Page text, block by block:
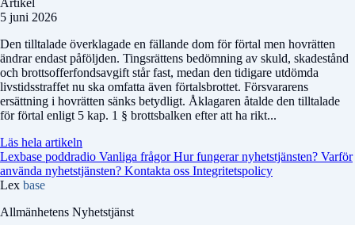
Artikel
5 juni 2026
Den tilltalade överklagade en fällande dom för förtal men hovrätten
ändrar endast påföljden. Tingsrättens bedömning av skuld, skadestånd
och brottsofferfondsavgift står fast, medan den tidigare utdömda
livstidsstraffet nu ska omfatta även förtalsbrottet. Försvararens
ersättning i hovrätten sänks betydligt. Åklagaren åtalde den tilltalade
för förtal enligt 5 kap. 1 § brottsbalken efter att ha rikt...
Läs hela artikeln
Lexbase poddradio Vanliga frågorHur fungerar nyhetstjänsten? Varför
använda nyhetstjänsten? Kontakta oss Integritetspolicy
Lex base
Allmänhetens Nyhetstjänst